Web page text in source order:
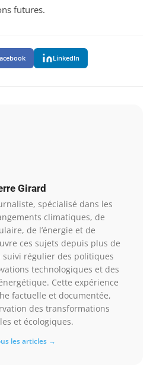
futures.
LinkedIn
Girard
spécialisé dans les
climatiques, de
de l’énergie et de
ces sujets depuis plus de
suivi régulier des politiques
technologiques et des
Cette expérience
factuelle et documentée,
des transformations
et écologiques.
les articles →